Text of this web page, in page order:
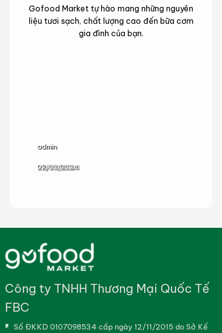
Gofood Market tự hào mang những nguyên
liệu tươi sạch, chất lượng cao đến bữa cơm
gia đình của bạn.
admin
22/08/2024
admin
09/07/2024
admin
02/04/2024
admin
27/03/2024
Công ty TNHH Thương Mại Quốc Tế
FBC
Số ĐKKD 0107098534 cấp ngày 12/11/2015 do Sở Kế